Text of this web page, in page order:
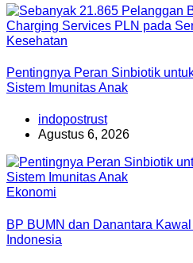
Kesehatan
Pentingnya Peran Sinbiotik
Sistem Imunitas Anak
indopostrust
Agustus 6, 2026
Ekonomi
BP BUMN dan Danantara
Indonesia